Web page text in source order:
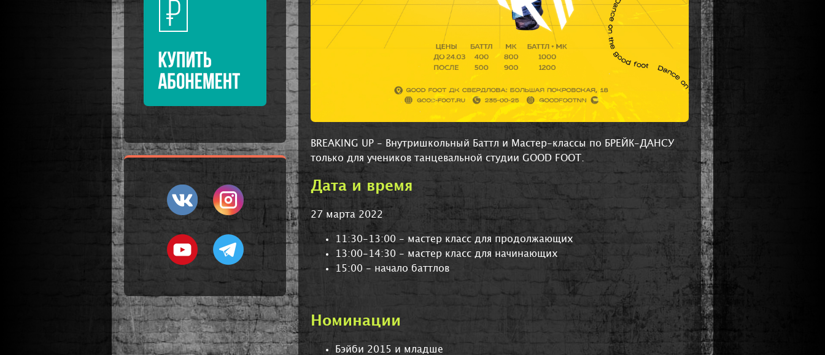
BREAKING UP - Внутришкольный Баттл и Мастер-классы по БРЕЙК-ДАНСУ
только для учеников танцевальной студии GOOD FOOT.
Дата и время
27 марта 2022
11:30-13:00 - мастер класс для продолжающих
13:00-14:30 - мастер класс для начинающих
15:00 - начало баттлов
Номинации
Бэйби 2015 и младше